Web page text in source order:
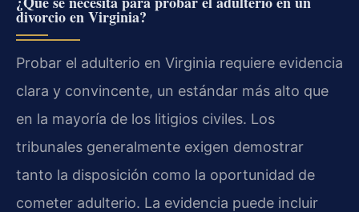
divorcio en Virginia?
Probar el adulterio en Virginia requiere evidencia
clara y convincente, un estándar más alto que
en la mayoría de los litigios civiles. Los
tribunales generalmente exigen demostrar
tanto la disposición como la oportunidad de
cometer adulterio. La evidencia puede incluir